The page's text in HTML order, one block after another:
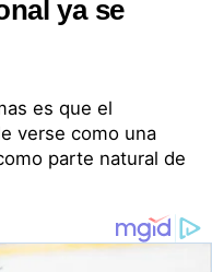
ya se
es que el
verse como una
parte natural de